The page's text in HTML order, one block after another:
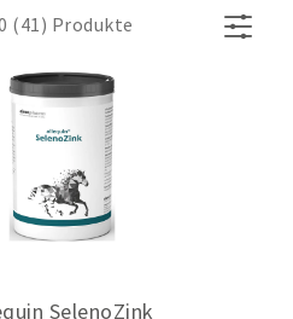
So liefert u. a. das
astoral Almazyme
und
h. a. eine
Mischung aus
und
(41) Produkte
SelenoZink